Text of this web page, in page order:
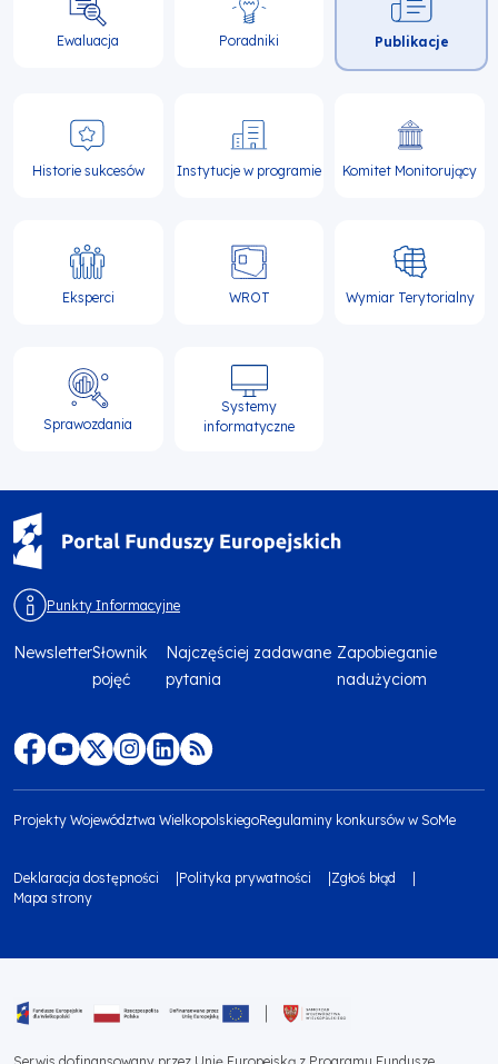
Ewaluacja Poradniki Publikacje
Historie sukcesów Instytucje w programie Komitet Monitorujący
Eksperci WROT Wymiar Terytorialny
Sprawozdania
Systemy
informatyczne
Punkty Informacyjne
Menu
footer
społecznościowe
top
NewsletterSłownik
pojęć
Najczęściej zadawane
pytania
Zapobieganie
nadużyciom
footer
Projekty Województwa WielkopolskiegoRegulaminy konkursów w SoMe
Menu
footer
2
Deklaracja dostępności Polityka prywatności
Zgłoś błąd
Mapa strony